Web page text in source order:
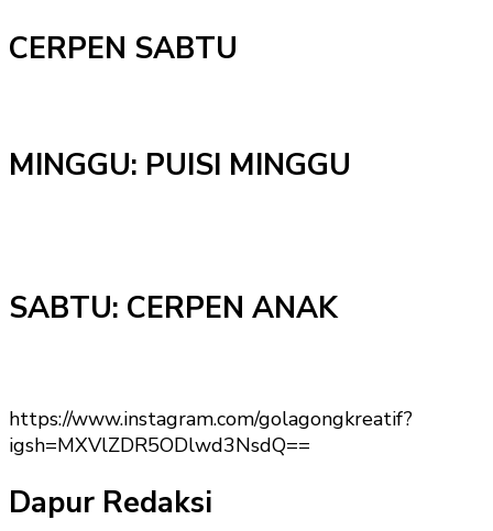
CERPEN SABTU
MINGGU: PUISI MINGGU
SABTU: CERPEN ANAK
https://www.instagram.com/golagongkreatif?
igsh=MXVlZDR5ODlwd3NsdQ==
Dapur Redaksi